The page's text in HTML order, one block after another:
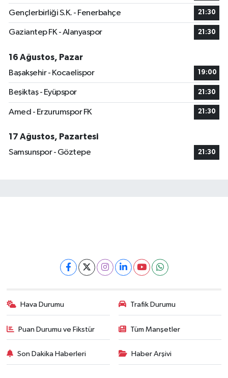
Gençlerbirliği S.K. - Fenerbahçe 21:30
Gaziantep FK - Alanyaspor 21:30
16 Ağustos, Pazar
Başakşehir - Kocaelispor
19:00
Beşiktaş - Eyüpspor 21:30
Amed - Erzurumspor FK 21:30
17 Ağustos, Pazartesi
Samsunspor - Göztepe
21:30
Hava Durumu Trafik Durumu
Puan Durumu ve Fikstür Tüm Manşetler
Son Dakika Haberleri Haber Arşivi